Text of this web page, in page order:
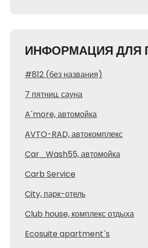
ИНФОРМАЦИЯ ДЛЯ
#812 (без названия)
7 пятниц, сауна
A`more, автомойка
AVTO-RAD, автокомплекс
Car_Wash55, автомойка
Carb Service
City, парк-отель
Club house, комплекс отдыха
Ecosuite apartment`s